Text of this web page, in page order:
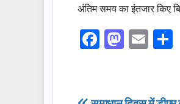
अंतिम समय का इंतजार किए
F
e
M
o
E